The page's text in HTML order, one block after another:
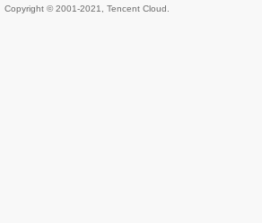
Copyright © 2001-2021, Tencent Cloud.